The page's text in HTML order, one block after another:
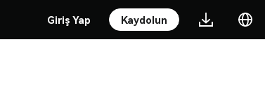
Giriş Yap Kaydolun